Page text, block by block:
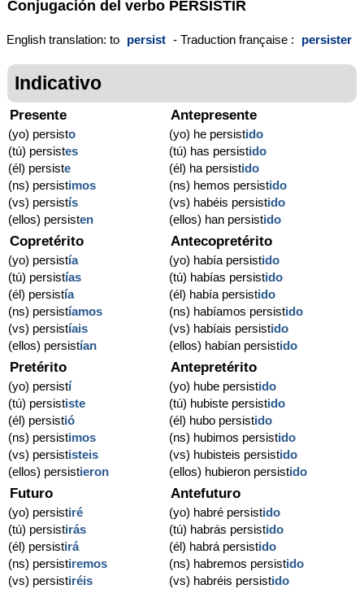
Conjugación del verbo PERSISTIR
English translation: to persist - Traduction française : persister
Indicativo
Presente
(yo) persisto
(tú) persistes
(él) persiste
(ns) persistimos
(vs) persistís
(ellos) persisten
Antepresente
(yo) he persistido
(tú) has persistido
(él) ha persistido
(ns) hemos persistido
(vs) habéis persistido
(ellos) han persistido
Copretérito
(yo) persistía
(tú) persistías
(él) persistía
(ns) persistíamos
(vs) persistíais
(ellos) persistían
Antecopretérito
(yo) había persistido
(tú) habías persistido
(él) había persistido
(ns) habíamos persistido
(vs) habíais persistido
(ellos) habían persistido
Pretérito
(yo) persistí
(tú) persististe
(él) persistió
(ns) persistimos
(vs) persististeis
(ellos) persistieron
Antepretérito
(yo) hube persistido
(tú) hubiste persistido
(él) hubo persistido
(ns) hubimos persistido
(vs) hubisteis persistido
(ellos) hubieron persistido
Futuro
(yo) persistiré
(tú) persistirás
(él) persistirá
(ns) persistiremos
(vs) persistiréis
Antefuturo
(yo) habré persistido
(tú) habrás persistido
(él) habrá persistido
(ns) habremos persistido
(vs) habréis persistido